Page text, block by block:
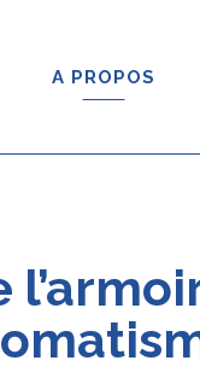
A PROPOS